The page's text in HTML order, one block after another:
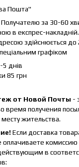
Пошта"
за 30-60
в експрес-накладній.
здійснюється до
графіком
5 днів
85 грн
от Новой Почты -
время получения
жительства.
Если доставка
комиссию
в